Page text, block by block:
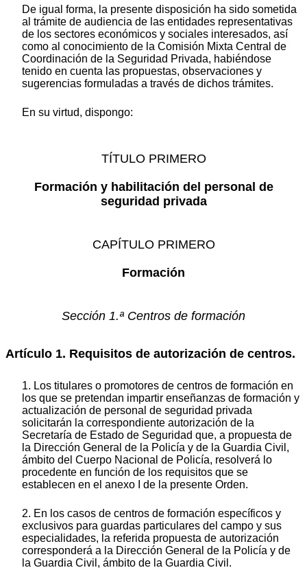
De igual forma, la presente disposición ha sido sometida
al trámite de audiencia de las entidades representativas
de los sectores económicos y sociales interesados, así
como al conocimiento de la Comisión Mixta Central de
Coordinación de la Seguridad Privada, habiéndose
tenido en cuenta las propuestas, observaciones y
sugerencias formuladas a través de dichos trámites.
En su virtud, dispongo:
TÍTULO PRIMERO
Formación y habilitación del personal de
seguridad privada
CAPÍTULO PRIMERO
Formación
Sección 1.ª Centros de formación
Artículo 1. Requisitos de autorización de centros.
1. Los titulares o promotores de centros de formación en
los que se pretendan impartir enseñanzas de formación y
actualización de personal de seguridad privada
solicitarán la correspondiente autorización de la
Secretaría de Estado de Seguridad que, a propuesta de
la Dirección General de la Policía y de la Guardia Civil,
ámbito del Cuerpo Nacional de Policía, resolverá lo
procedente en función de los requisitos que se
establecen en el anexo I de la presente Orden.
2. En los casos de centros de formación específicos y
exclusivos para guardas particulares del campo y sus
especialidades, la referida propuesta de autorización
corresponderá a la Dirección General de la Policía y de
la Guardia Civil, ámbito de la Guardia Civil.